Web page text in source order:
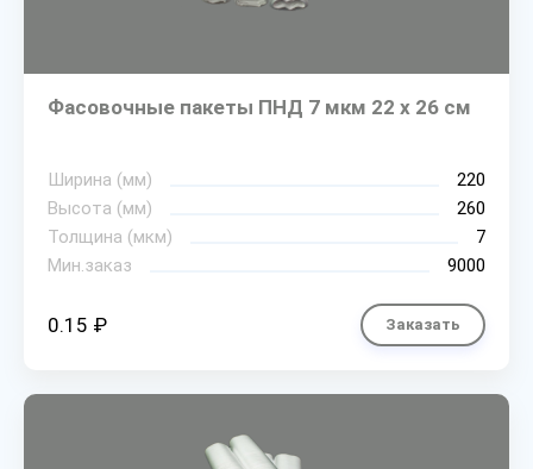
Фасовочные пакеты ПНД 7 мкм 22 х 26 см
Ширина (мм)
220
Высота (мм)
260
Толщина (мкм)
7
Мин.заказ
9000
0.15 ₽ Заказать